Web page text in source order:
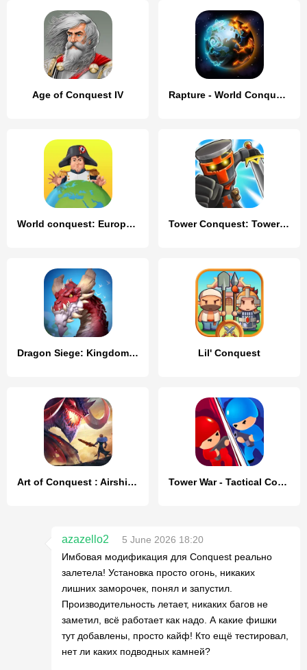
Age of Conquest IV Rapture - World Conquest
World conquest: Europe 1812 Tower Conquest: Tower Defense
Dragon Siege: Kingdom Conquest Lil' Conquest
Art of Conquest : Airships Tower War - Tactical Conquest
azazello2
5 June 2026 18:20
Имбовая модификация для Conquest реально
залетела! Установка просто огонь, никаких
лишних заморочек, понял и запустил.
Производительность летает, никаких багов не
заметил, всё работает как надо. А какие фишки
тут добавлены, просто кайф! Кто ещё тестировал,
нет ли каких подводных камней?